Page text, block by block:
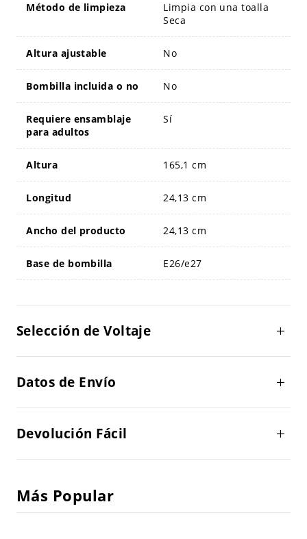
Método de limpieza
Limpia con una toalla
Seca
Altura ajustable No
Bombilla incluida o no No
Requiere ensamblaje
para adultos
Sí
Altura 165,1 cm
Longitud 24,13 cm
Ancho del producto 24,13 cm
Base de bombilla E26/e27
Selección de Voltaje
Datos de Envío
Devolución Fácil
Más Popular